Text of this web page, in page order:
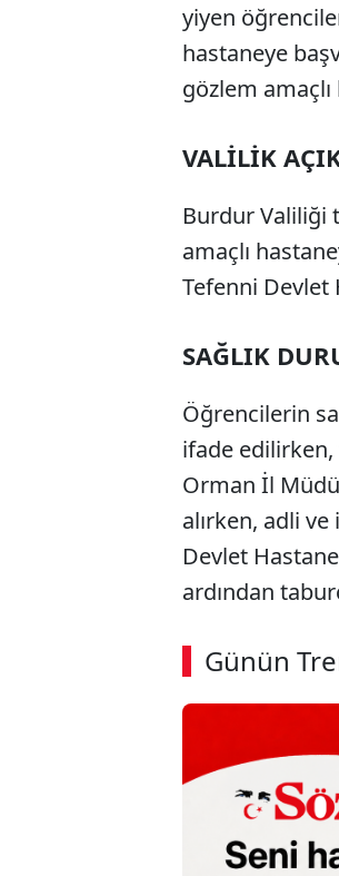
yiyen
hastaneye
gözlem
VALİLİK
Burdur Valiliği
amaçlı
Tefenni
SAĞLIK
Öğrencilerin
ifade edilirken,
Orman İl
alırken, adli
Devlet
ardından
Günün
00:02 / 08:43